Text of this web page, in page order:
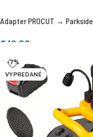
Adapter PROCUT → Parkside
€ 19,00
-7%
VYPREDANÉ